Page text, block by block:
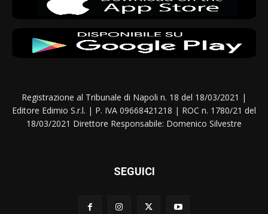
Registrazione al Tribunale di Napoli n. 18 del 18/03/2021 |
Editore Edimio S.r.l. | P. IVA 09668421218 | ROC n. 1780/21 del
18/03/2021 Direttore Responsabile: Domenico Silvestre
SEGUICI